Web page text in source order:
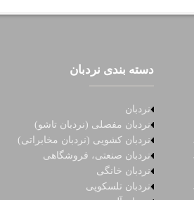
دسته بندی نردبان
نردبان
نردبان مفصلی (نردبان تاشو)
نردبان کشویی (نردبان مخابراتی)
نردبان صنعتی، فروشگاهی
نردبان خانگی
نردبان تلسکوپی